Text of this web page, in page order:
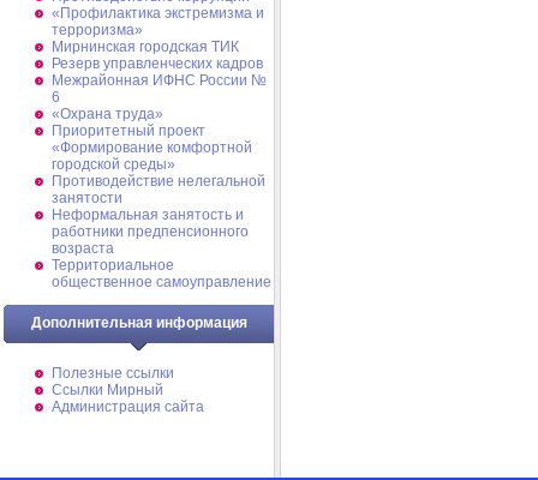
«Профилактика экстремизма и
терроризма»
Мирнинская городская ТИК
Резерв управленческих кадров
Межрайонная ИФНС России №
6
«Охрана труда»
Приоритетный проект
«Формирование комфортной
городской среды»
Противодействие нелегальной
занятости
Неформальная занятость и
работники предпенсионного
возраста
Территориальное
общественное самоуправление
Дополнительная информация
Полезные ссылки
Ссылки Мирный
Администрация сайта